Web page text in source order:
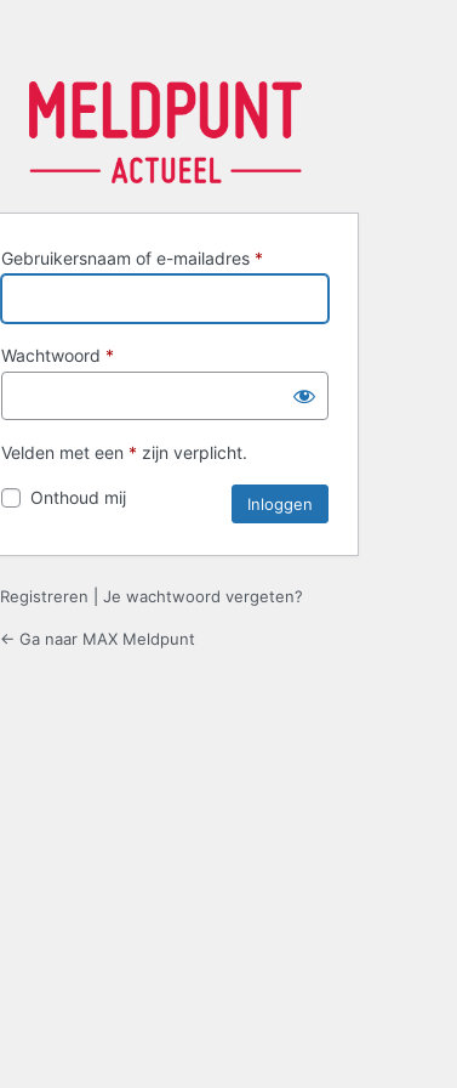
Gebruikersnaam of e-mailadres *
Wachtwoord *
Velden met een * zijn verplicht.
Onthoud mij
Registreren Je wachtwoord vergeten?
← Ga naar MAX Meldpunt